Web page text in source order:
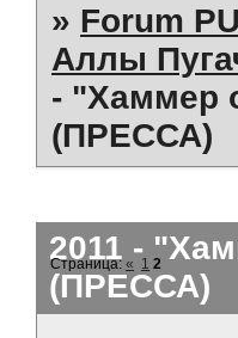
» Forum
Аллы
- "Хаммер
(ПРЕССА)
2011 -
(ПРЕССА)
Страница:« 1 2